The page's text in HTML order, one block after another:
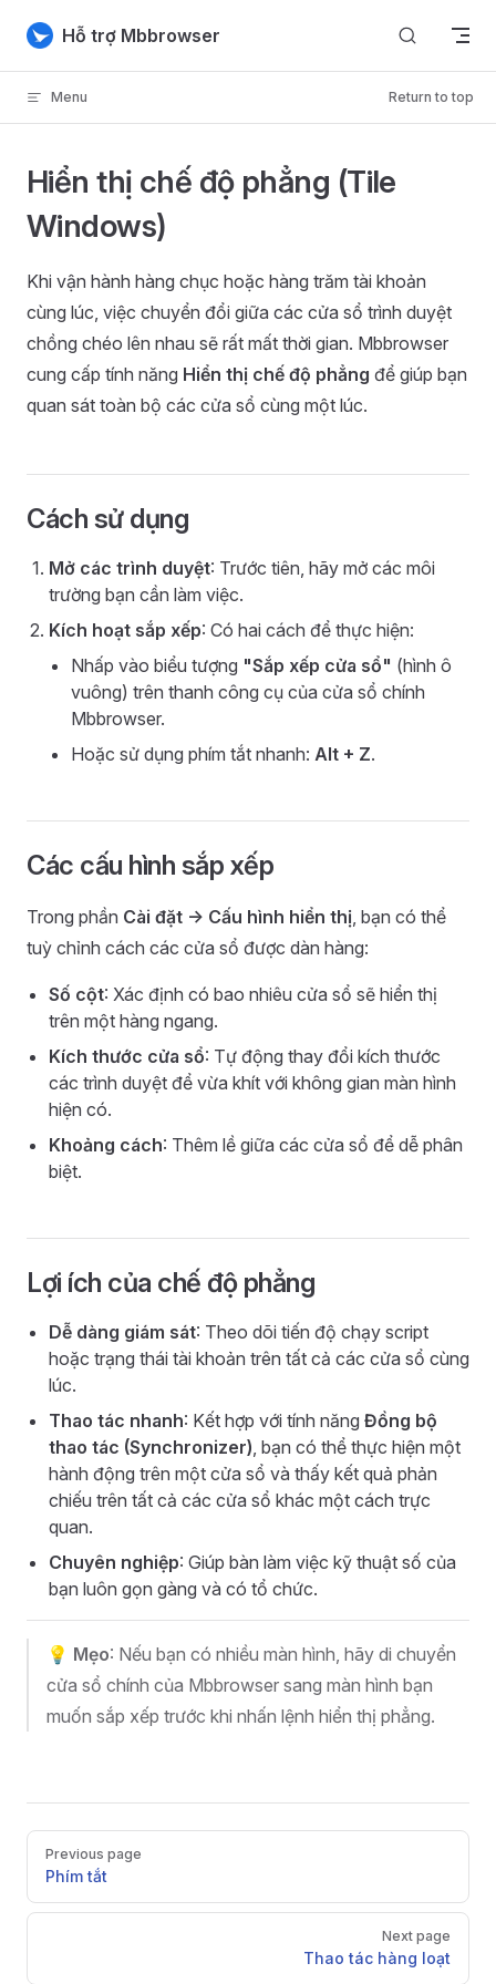
Skip to content
Hỗ trợ Mbbrowser
Menu Return to top
Hiển thị chế độ phẳng (Tile
Windows)
Khi vận hành hàng chục hoặc hàng trăm tài khoản
cùng lúc, việc chuyển đổi giữa các cửa sổ trình duyệt
chồng chéo lên nhau sẽ rất mất thời gian. Mbbrowser
cung cấp tính năng Hiển thị chế độ phẳng để giúp bạn
quan sát toàn bộ các cửa sổ cùng một lúc.
Cách sử dụng
Mở các trình duyệt: Trước tiên, hãy mở các môi
trường bạn cần làm việc.
Kích hoạt sắp xếp: Có hai cách để thực hiện:
Nhấp vào biểu tượng "Sắp xếp cửa sổ" (hình ô
vuông) trên thanh công cụ của cửa sổ chính
Mbbrowser.
Hoặc sử dụng phím tắt nhanh: Alt + Z.
Các cấu hình sắp xếp
Trong phần Cài đặt -> Cấu hình hiển thị, bạn có thể
tuỳ chỉnh cách các cửa sổ được dàn hàng:
Số cột: Xác định có bao nhiêu cửa sổ sẽ hiển thị
trên một hàng ngang.
Kích thước cửa sổ: Tự động thay đổi kích thước
các trình duyệt để vừa khít với không gian màn hình
hiện có.
Khoảng cách: Thêm lề giữa các cửa sổ để dễ phân
biệt.
Lợi ích của chế độ phẳng
Dễ dàng giám sát: Theo dõi tiến độ chạy script
hoặc trạng thái tài khoản trên tất cả các cửa sổ cùng
lúc.
Thao tác nhanh: Kết hợp với tính năng Đồng bộ
thao tác (Synchronizer), bạn có thể thực hiện một
hành động trên một cửa sổ và thấy kết quả phản
chiếu trên tất cả các cửa sổ khác một cách trực
quan.
Chuyên nghiệp: Giúp bàn làm việc kỹ thuật số của
bạn luôn gọn gàng và có tổ chức.
💡 Mẹo: Nếu bạn có nhiều màn hình, hãy di chuyển
cửa sổ chính của Mbbrowser sang màn hình bạn
muốn sắp xếp trước khi nhấn lệnh hiển thị phẳng.
Pager
Previous page
Phím tắt
Next page
Thao tác hàng loạt